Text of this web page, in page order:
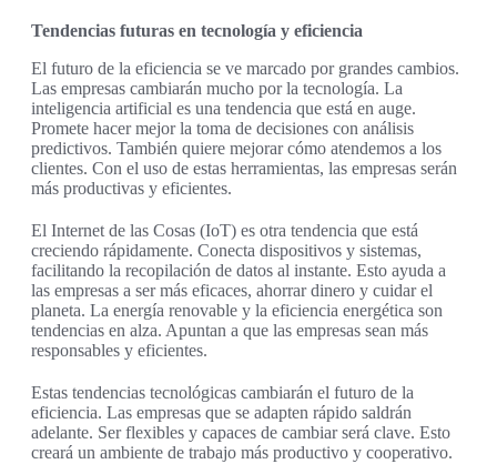
Tendencias futuras en tecnología y eficiencia
El futuro de la eficiencia se ve marcado por grandes cambios.
Las empresas cambiarán mucho por la tecnología. La
inteligencia artificial es una tendencia que está en auge.
Promete hacer mejor la toma de decisiones con análisis
predictivos. También quiere mejorar cómo atendemos a los
clientes. Con el uso de estas herramientas, las empresas serán
más productivas y eficientes.
El Internet de las Cosas (IoT) es otra tendencia que está
creciendo rápidamente. Conecta dispositivos y sistemas,
facilitando la recopilación de datos al instante. Esto ayuda a
las empresas a ser más eficaces, ahorrar dinero y cuidar el
planeta. La energía renovable y la eficiencia energética son
tendencias en alza. Apuntan a que las empresas sean más
responsables y eficientes.
Estas tendencias tecnológicas cambiarán el futuro de la
eficiencia. Las empresas que se adapten rápido saldrán
adelante. Ser flexibles y capaces de cambiar será clave. Esto
creará un ambiente de trabajo más productivo y cooperativo.